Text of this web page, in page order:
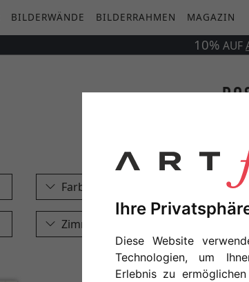
Ihre
Diese Website
Technologien, um
Erlebnis zu
BILDERWÄNDE BILDERRAHMEN MAGAZIN
10% AUF
Farbe
Zimmer